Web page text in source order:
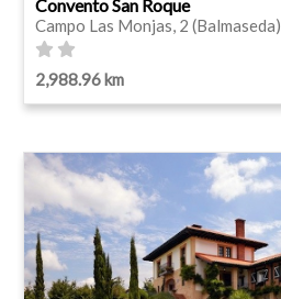
Convento San Roque
Campo Las Monjas, 2 (Balmaseda)
2,988.96 km